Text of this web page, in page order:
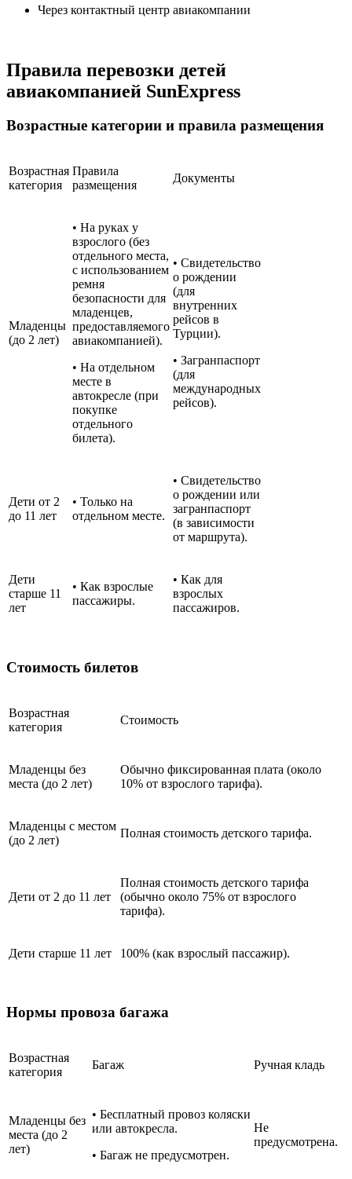
Через контактный центр авиакомпании
Правила перевозки детей
авиакомпанией SunExpress
Возрастные категории и правила размещения
Возрастная
категория
Правила
размещения
Документы
Младенцы
(до 2 лет)
• На руках у
взрослого (без
отдельного места,
с использованием
ремня
безопасности для
младенцев,
предоставляемого
авиакомпанией).
• На отдельном
месте в
автокресле (при
покупке
отдельного
билета).
• Свидетельство
о рождении
(для
внутренних
рейсов в
Турции).
• Загранпаспорт
(для
международных
рейсов).
Дети от 2
до 11 лет
• Только на
отдельном месте.
• Свидетельство
о рождении или
загранпаспорт
(в зависимости
от маршрута).
Дети
старше 11
лет
• Как взрослые
пассажиры.
• Как для
взрослых
пассажиров.
Стоимость билетов
Возрастная
категория
Стоимость
Младенцы без
места (до 2 лет)
Обычно фиксированная плата (около
10% от взрослого тарифа).
Младенцы с местом
(до 2 лет)
Полная стоимость детского тарифа.
Дети от 2 до 11 лет
Полная стоимость детского тарифа
(обычно около 75% от взрослого
тарифа).
Дети старше 11 лет 100% (как взрослый пассажир).
Нормы провоза багажа
Возрастная
категория
Багаж Ручная кладь
Младенцы без
места (до 2
лет)
• Бесплатный провоз коляски
или автокресла.
• Багаж не предусмотрен.
Не
предусмотрена.